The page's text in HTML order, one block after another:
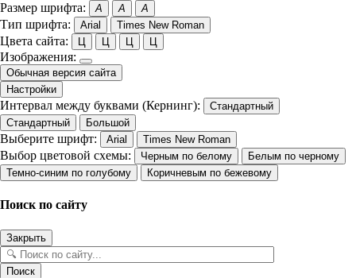
Размер шрифта: A A A
Тип шрифта: Arial Times New Roman
Цвета сайта: Ц Ц Ц Ц
Изображения:
Обычная версия сайта
Настройки
Интервал между буквами (Кернинг):
Стандартный
Стандартный
Большой
Выберите шрифт: Arial Times New Roman
Выбор цветовой схемы: Черным по белому
Белым по черному
Темно-синим по голубому
Коричневым по бежевому
Поиск по сайту
Закрыть
Поиск